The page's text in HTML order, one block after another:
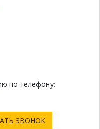
по телефону:
ЗВОНОК